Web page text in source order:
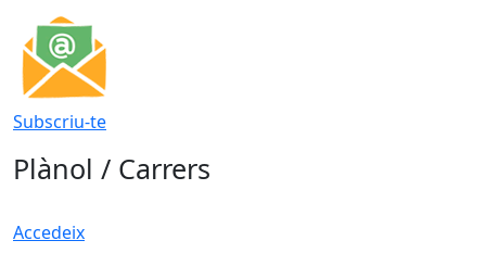
Subscriu-te
Plànol / Carrers
Accedeix